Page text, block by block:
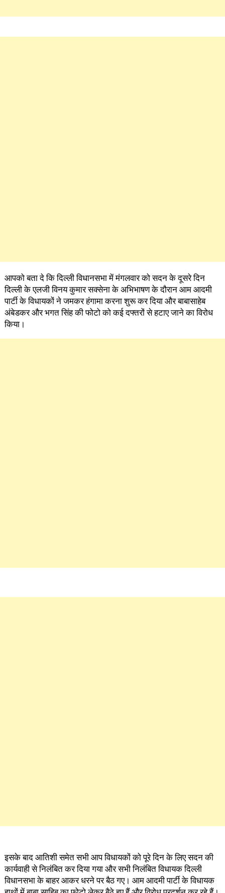
आपको बता दे कि दिल्ली विधानसभा में मंगलवार को सदन के दूसरे दिन
दिल्ली के एलजी विनय कुमार सक्सेना के अभिभाषण के दौरान आम आदमी
पार्टी के विधायकों ने जमकर हंगामा करना शुरू कर दिया और बाबासाहेब
अंबेडकर और भगत सिंह की फोटो को कई दफ्तरों से हटाए जाने का विरोध
किया।
इसके बाद आतिशी समेत सभी आप विधायकों को पूरे दिन के लिए सदन की
कार्यवाही से निलंबित कर दिया गया और सभी निलंबित विधायक दिल्ली
विधानसभा के बाहर आकर धरने पर बैठ गए। आम आदमी पार्टी के विधायक